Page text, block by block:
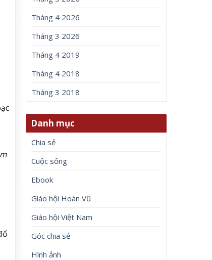
Tháng 4 2026
Tháng 3 2026
Tháng 4 2019
Tháng 4 2018
Tháng 3 2018
Danh mục
Chia sẻ
Cuộc sống
Ebook
Giáo hội Hoàn Vũ
Giáo hội Việt Nam
Góc chia sẻ
Hình ảnh